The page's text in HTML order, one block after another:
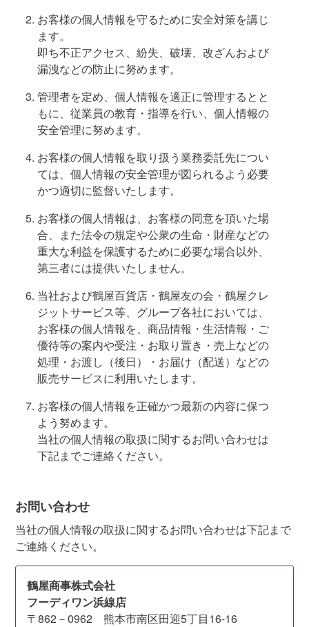
お客様の個人情報を守るために安全対策を講じ
ます。
即ち不正アクセス、紛失、破壊、改ざんおよび
漏洩などの防止に努めます。
管理者を定め、個人情報を適正に管理するとと
もに、従業員の教育・指導を行い、個人情報の
安全管理に努めます。
お客様の個人情報を取り扱う業務委託先につい
ては、個人情報の安全管理が図られるよう必要
かつ適切に監督いたします。
お客様の個人情報は、お客様の同意を頂いた場
合、また法令の規定や公衆の生命・財産などの
重大な利益を保護するために必要な場合以外、
第三者には提供いたしません。
当社および鶴屋百貨店・鶴屋友の会・鶴屋クレ
ジットサービス等、グループ各社においては、
お客様の個人情報を、商品情報・生活情報・ご
優待等の案内や受注・お取り置き・売上などの
処理・お渡し（後日）・お届け（配送）などの
販売サービスに利用いたします。
お客様の個人情報を正確かつ最新の内容に保つ
よう努めます。
当社の個人情報の取扱に関するお問い合わせは
下記までご連絡ください。
お問い合わせ
当社の個人情報の取扱に関するお問い合わせは下記まで
ご連絡ください。
鶴屋商事株式会社
フーディワン浜線店
〒862－0962 熊本市南区田迎5丁目16-16